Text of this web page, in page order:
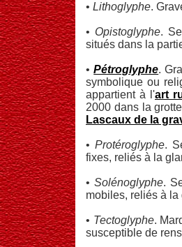
• Lithoglyphe.
• Opistoglyphe.
situés dans la
•Pétroglyphe.
symbolique ou
appartient à l'art
2000 dans la
Lascaux de la
• Protéroglyphe.
fixes, reliés à la
• Solénoglyphe.
mobiles, reliés à
• Tectoglyphe.
susceptible de